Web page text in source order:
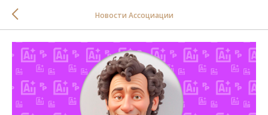
Новости Ассоциации